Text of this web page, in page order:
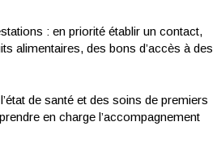
: en priorité établir un contact,
alimentaires, des bons d’accès à des
de santé et des soins de premiers
en charge l’accompagnement